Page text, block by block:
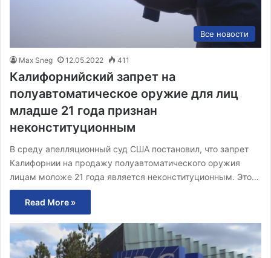
Все новости
Max Sneg 12.05.2022 411
Калифорнийский запрет на
полуавтоматическое оружие для лиц
младше 21 года признан
неконституционным
В среду апелляционный суд США постановил, что запрет
Калифорнии на продажу полуавтоматического оружия
лицам моложе 21 года является неконституционным. Это…
Read More »